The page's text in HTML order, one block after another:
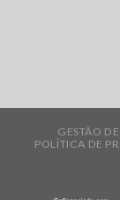
GESTÃO
POLÍTICA DE